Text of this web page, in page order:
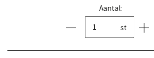
Aantal:
st